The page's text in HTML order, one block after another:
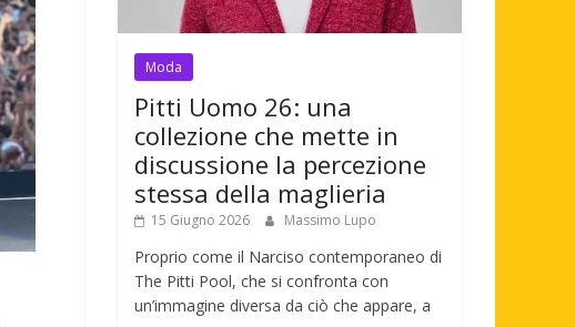
Moda
Pitti Uomo 26: una
collezione che mette in
discussione la percezione
stessa della maglieria
15 Giugno 2026 Massimo Lupo
Proprio come il Narciso contemporaneo di
The Pitti Pool, che si confronta con
un’immagine diversa da ciò che appare, a